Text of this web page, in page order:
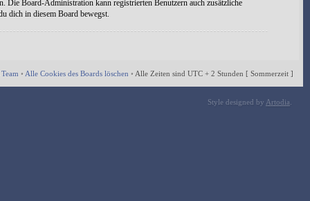
Board-Administration kann registrierten Benutzern auch zusätzliche
dich in diesem Board bewegst.
• Alle Cookies des Boards löschen • Alle Zeiten sind UTC + 2 Stunden [ Sommerzeit ]
Style designed by Artodia